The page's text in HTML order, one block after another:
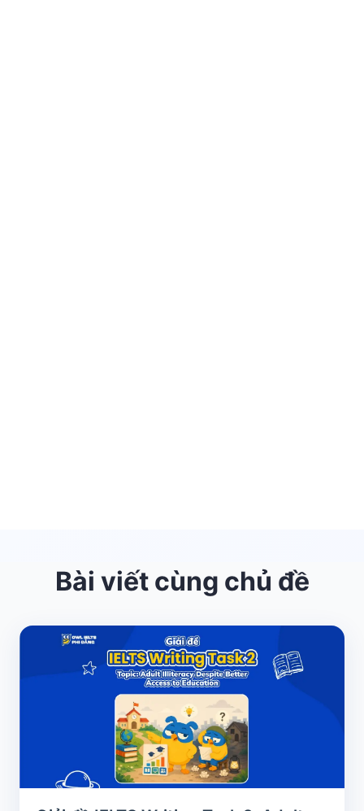
Bài viết cùng chủ đề